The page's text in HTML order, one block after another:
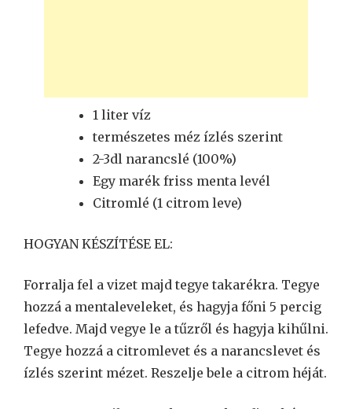
1 liter víz
természetes méz ízlés szerint
2-3dl narancslé (100%)
Egy marék friss menta levél
Citromlé (1 citrom leve)
HOGYAN KÉSZÍTÉSE EL:
Forralja fel a vizet majd tegye takarékra. Tegye
hozzá a mentaleveleket, és hagyja főni 5 percig
lefedve. Majd vegye le a tűzről és hagyja kihűlni.
Tegye hozzá a citromlevet és a narancslevet és
ízlés szerint mézet. Reszelje bele a citrom héját.